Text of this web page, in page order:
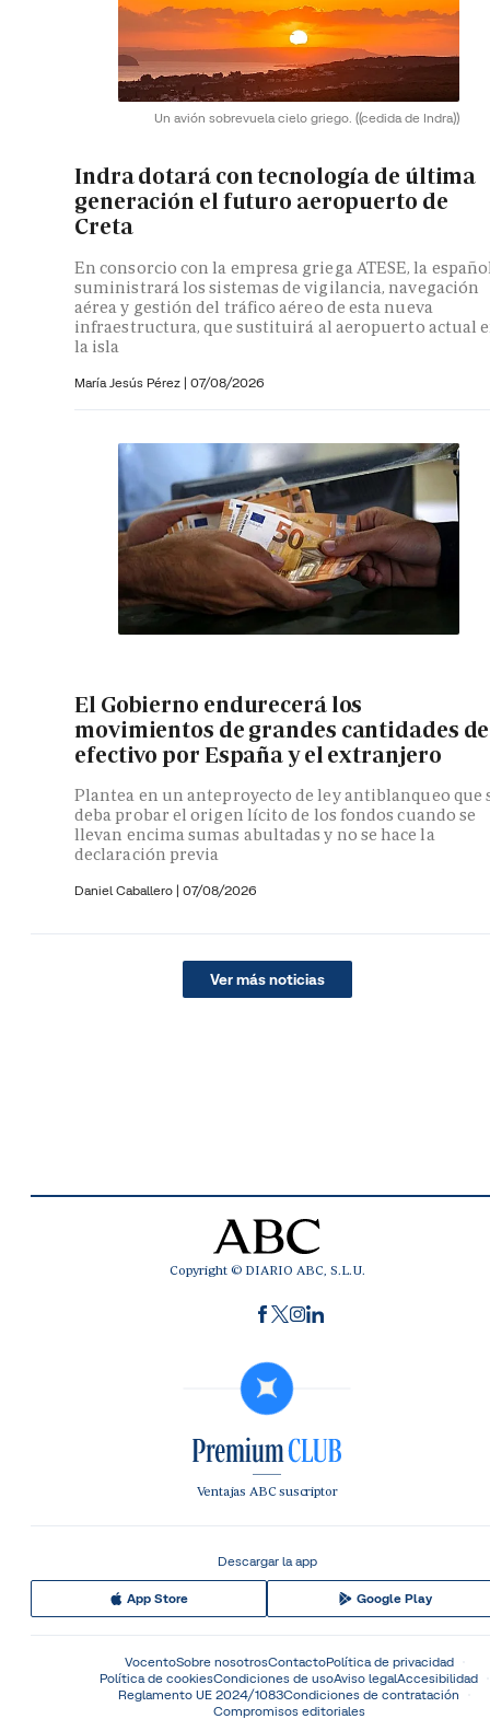
Un avión sobrevuela cielo griego. ((cedida de Indra))
Indra dotará con tecnología de última
generación el futuro aeropuerto de
Creta
En consorcio con la empresa griega ATESE, la
suministrará los sistemas de vigilancia, navegación
aérea y gestión del tráfico aéreo de esta nueva
infraestructura, que sustituirá al aeropuerto actual
la isla
María Jesús Pérez | 07/08/2026
El Gobierno endurecerá los
movimientos de grandes cantidades de
efectivo por España y el extranjero
Plantea en un anteproyecto de ley antiblanqueo que
deba probar el origen lícito de los fondos cuando se
llevan encima sumas abultadas y no se hace la
declaración previa
Daniel Caballero | 07/08/2026
Ver más noticias
Copyright © DIARIO ABC, S.L.U.
Ventajas ABC suscriptor
Descargar la app
App Store Google Play
VocentoSobre nosotrosContactoPolítica de privacidad
Política de cookiesCondiciones de usoAviso legalAccesibilidad
Reglamento UE 2024/1083Condiciones de contratación
Compromisos editoriales